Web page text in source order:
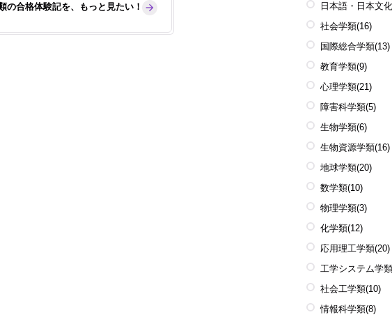
の合格体験記を、もっと見たい！
日本語・日本文
社会学類(16)
国際総合学類(13)
教育学類(9)
心理学類(21)
障害科学類(5)
生物学類(6)
生物資源学類(16)
地球学類(20)
数学類(10)
物理学類(3)
化学類(12)
応用理工学類(20)
工学システム学類
社会工学類(10)
情報科学類(8)